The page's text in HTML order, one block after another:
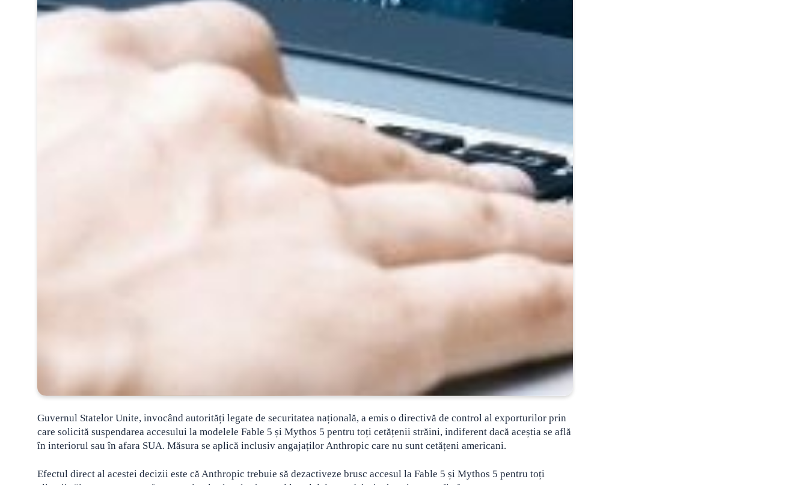
Guvernul Statelor Unite, invocând autorități legate de securitatea națională, a emis o directivă de control al exporturilor prin
care solicită suspendarea accesului la modelele Fable 5 și Mythos 5 pentru toți cetățenii străini, indiferent dacă aceștia se află
în interiorul sau în afara SUA. Măsura se aplică inclusiv angajaților Anthropic care nu sunt cetățeni americani.
Efectul direct al acestei decizii este că Anthropic trebuie să dezactiveze brusc accesul la Fable 5 și Mythos 5 pentru toți